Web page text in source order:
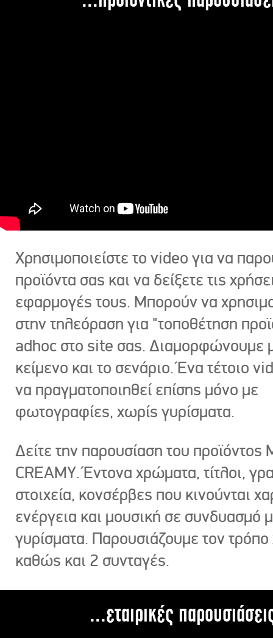
Χρησιμοποιείστε το video για να
προϊόντα σας και να δείξετε τις
εφαρμογές τους. Μπορούν να
στην τηλεόραση για "τοποθέτηση
adhoc στο site σας. Διαμορφώνουμε
κείμενο και το σενάριο. Ένα τέτοιο
να πραγματοποιηθεί επίσης μόνο με
φωτογραφίες, χωρίς γυρίσματα.
Δείτε την παρουσίαση του προϊόντος
CREAMY. Έντονα χρώματα, τίτλοι,
στοιχεία, κονσέρβες που κινούνται
ενέργεια και μουσική σε συνδυασμό
γυρίσματα. Παρουσιάζουμε τον
καθώς και 2 συνταγές.
...εταιρικές